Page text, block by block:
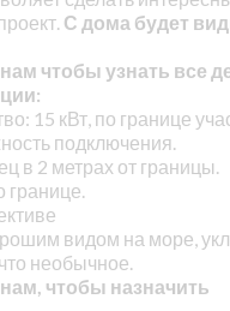
С дома будет
чтобы узнать все
15 кВт, по границе
подключения.
в 2 метрах от границы.
границе.
видом на море,
необычное.
чтобы назначить